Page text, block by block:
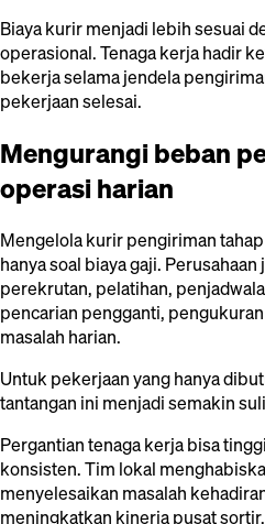
Biaya kurir menjadi lebih sesuai
operasional. Tenaga kerja hadir
bekerja selama jendela
pekerjaan selesai.
Mengurangi beban
operasi harian
Mengelola kurir pengiriman
hanya soal biaya gaji.
perekrutan, pelatihan,
pencarian pengganti,
masalah harian.
Untuk pekerjaan yang hanya
tantangan ini menjadi semakin
Pergantian tenaga kerja bisa
konsisten. Tim lokal
menyelesaikan masalah
meningkatkan kinerja pusat